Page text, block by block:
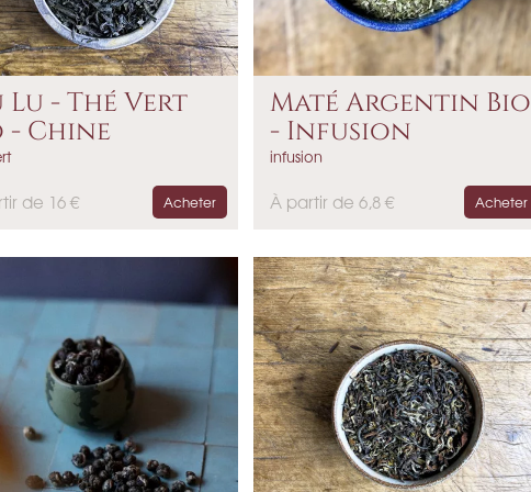
Lu - Thé Vert
- Chine
de 16 € Acheter
Maté Argentin Bio
- Infusion
infusion
P
x
À partir de 6,8 € Acheter